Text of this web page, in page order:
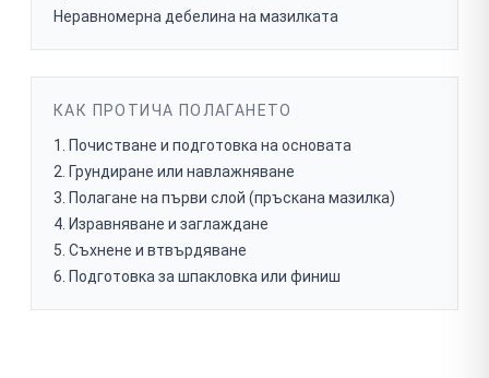
Неравномерна дебелина на мазилката
КАК ПРОТИЧА ПОЛАГАНЕТО
Почистване и подготовка на основата
Грундиране или навлажняване
Полагане на първи слой (пръскана мазилка)
Изравняване и заглаждане
Съхнене и втвърдяване
Подготовка за шпакловка или финиш